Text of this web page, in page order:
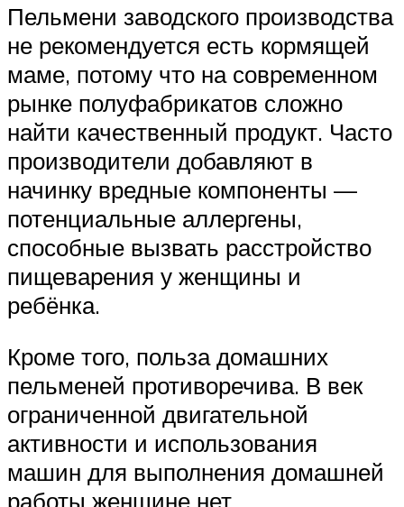
Пельмени заводского производства
не рекомендуется есть кормящей
маме, потому что на современном
рынке полуфабрикатов сложно
найти качественный продукт. Часто
производители добавляют в
начинку вредные компоненты —
потенциальные аллергены,
способные вызвать расстройство
пищеварения у женщины и
ребёнка.
Кроме того, польза домашних
пельменей противоречива. В век
ограниченной двигательной
активности и использования
машин для выполнения домашней
работы женщине нет